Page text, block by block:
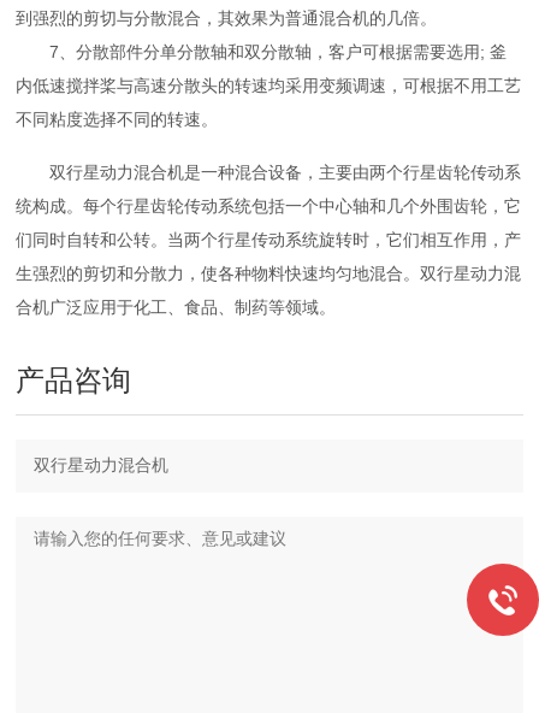
到强烈的剪切与分散混合，其效果为普通混合机的几倍。
7、分散部件分单分散轴和双分散轴，客户可根据需要选用; 釜
内低速搅拌桨与高速分散头的转速均采用变频调速，可根据不用工艺
不同粘度选择不同的转速。
双行星动力混合机是一种混合设备，主要由两个行星齿轮传动系
统构成。每个行星齿轮传动系统包括一个中心轴和几个外围齿轮，它
们同时自转和公转。当两个行星传动系统旋转时，它们相互作用，产
生强烈的剪切和分散力，使各种物料快速均匀地混合。双行星动力混
合机广泛应用于化工、食品、制药等领域。
产品咨询